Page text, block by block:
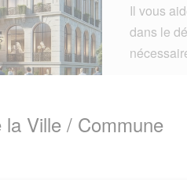
Il vous
dans le
Ville / Commune